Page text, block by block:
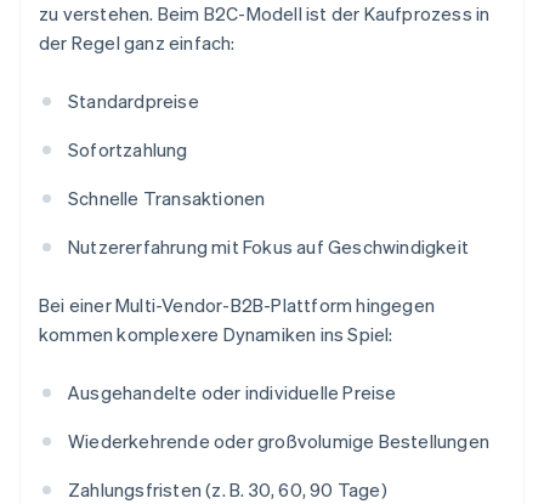
zu verstehen. Beim B2C-Modell ist der Kaufprozess in
der Regel ganz einfach:
Standardpreise
Sofortzahlung
Schnelle Transaktionen
Nutzererfahrung mit Fokus auf Geschwindigkeit
Bei einer Multi-Vendor-B2B-Plattform hingegen
kommen komplexere Dynamiken ins Spiel:
Ausgehandelte oder individuelle Preise
Wiederkehrende oder großvolumige Bestellungen
Zahlungsfristen (z. B. 30, 60, 90 Tage)